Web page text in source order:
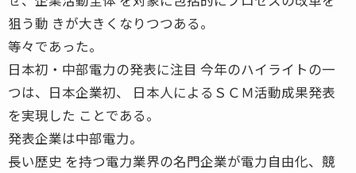
狙う動 きが大きくなりつつある。
等々であった。
日本初・中部電力の発表に注目 今年のハイライトの一
つは、日本企業初、 日本人によるＳＣＭ活動成果発表
を実現した ことである。
発表企業は中部電力。
長い歴史 を持つ電力業界の名門企業が電力自由化、競